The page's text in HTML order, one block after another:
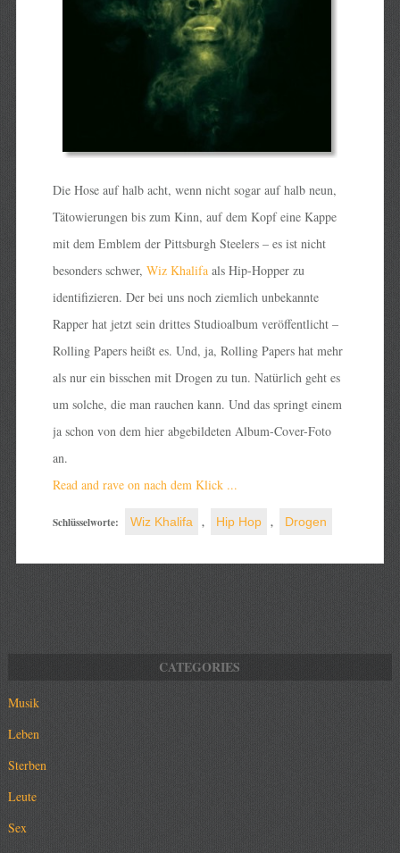
Die Hose auf halb acht, wenn nicht sogar auf halb neun,
Tätowierungen bis zum Kinn, auf dem Kopf eine Kappe
mit dem Emblem der Pittsburgh Steelers – es ist nicht
besonders schwer, Wiz Khalifaals Hip-Hopper zu
identifizieren. Der bei uns noch ziemlich unbekannte
Rapper hat jetzt sein drittes Studioalbum veröffentlicht –
Rolling Papers heißt es. Und, ja, Rolling Papers hat mehr
als nur ein bisschen mit Drogen zu tun. Natürlich geht es
um solche, die man rauchen kann. Und das springt einem
ja schon von dem hier abgebildeten Album-Cover-Foto
an.
Read and rave on nach dem Klick ...
Schlüsselworte: Wiz Khalifa , Hip Hop , Drogen
Musik
Leben
Sterben
Leute
Sex